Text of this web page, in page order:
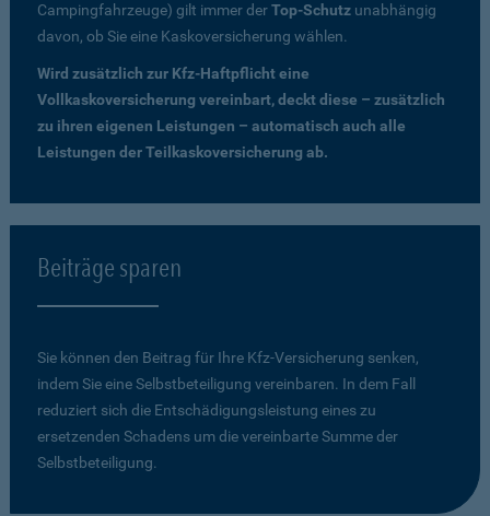
Campingfahrzeuge) gilt immer derTop-Schutz unabhängig
davon, ob Sie eine Kaskoversicherung wählen.
Wird zusätzlich zur Kfz-Haftpflicht eine
Vollkaskoversicherung vereinbart, deckt diese – zusätzlich
zu ihren eigenen Leistungen – automatisch auch alle
Leistungen der Teilkaskoversicherung ab.
Beiträge sparen
Sie können den Beitrag für Ihre Kfz-Versicherung senken,
indem Sie eine Selbstbeteiligung vereinbaren. In dem Fall
reduziert sich die Entschädigungsleistung eines zu
ersetzenden Schadens um die vereinbarte Summe der
Selbstbeteiligung.